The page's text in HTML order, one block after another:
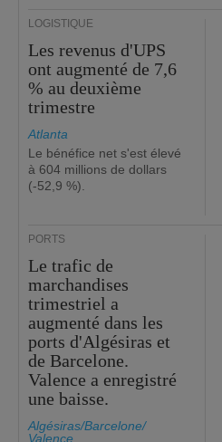
LOGISTIQUE
Les revenus d'UPS
ont augmenté de 7,6
% au deuxième
trimestre
Atlanta
Le bénéfice net s'est élevé
à 604 millions de dollars
(-52,9 %).
PORTS
Le trafic de
marchandises
trimestriel a
augmenté dans les
ports d'Algésiras et
de Barcelone.
Valence a enregistré
une baisse.
Algésiras/Barcelone/
Valence